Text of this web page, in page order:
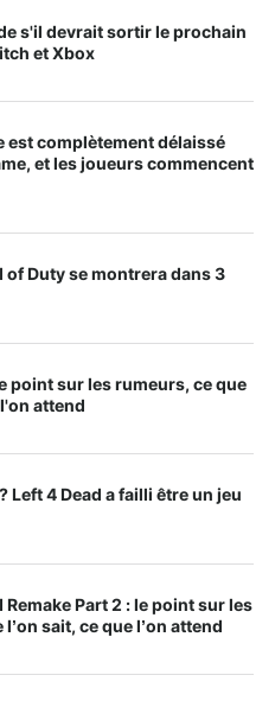
s'il devrait sortir le prochain
et Xbox
est complètement délaissé
et les joueurs commencent
of Duty se montrera dans 3
point sur les rumeurs, ce que
attend
Left 4 Dead a failli être un jeu
Remake Part 2 : le point sur les
sait, ce que l’on attend